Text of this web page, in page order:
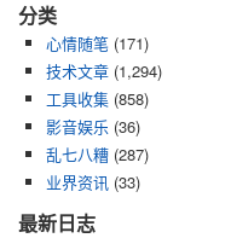
分类
心情随笔 (171)
技术文章 (1,294)
工具收集 (858)
影音娱乐 (36)
乱七八糟 (287)
业界资讯 (33)
最新日志